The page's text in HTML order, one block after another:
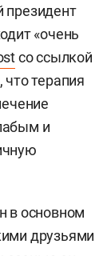
президент
«очень
со ссылкой
терапия
и
в основном
друзьями